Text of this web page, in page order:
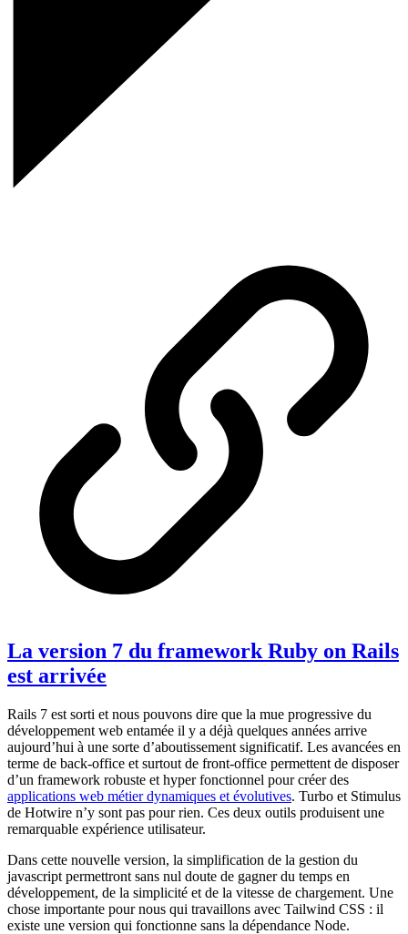
La version 7 du framework Ruby on Rails
est arrivée
Rails 7 est sorti et nous pouvons dire que la mue progressive du
développement web entamée il y a déjà quelques années arrive
aujourd’hui à une sorte d’aboutissement significatif. Les avancées en
terme de back-office et surtout de front-office permettent de disposer
d’un framework robuste et hyper fonctionnel pour créer des
applications web métier dynamiques et évolutives. Turbo et Stimulus
de Hotwire n’y sont pas pour rien. Ces deux outils produisent une
remarquable expérience utilisateur.
Dans cette nouvelle version, la simplification de la gestion du
javascript permettront sans nul doute de gagner du temps en
développement, de la simplicité et de la vitesse de chargement. Une
chose importante pour nous qui travaillons avec Tailwind CSS : il
existe une version qui fonctionne sans la dépendance Node.